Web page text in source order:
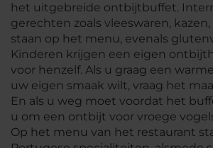
het uitgebreide ontbijtbuffet.
gerechten zoals vleeswaren,
staan op het menu, evenals
Kinderen krijgen een eigen
voor henzelf. Als u graag een
uw eigen smaak wilt, vraag het
En als u weg moet voordat het
u om een ontbijt voor vroege
Op het menu van het restaurant